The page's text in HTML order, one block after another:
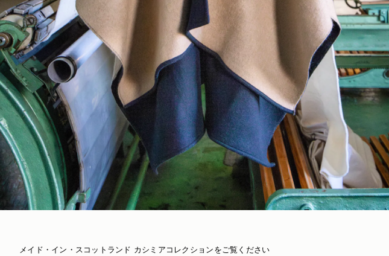
メイド・イン・スコットランド カシミアコレクションをご覧ください